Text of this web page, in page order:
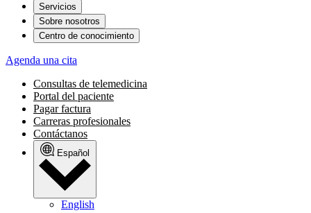
Servicios
Sobre nosotros
Centro de conocimiento
Agenda una cita
Consultas de telemedicina
Portal del paciente
Pagar factura
Carreras profesionales
Contáctanos
Español
English